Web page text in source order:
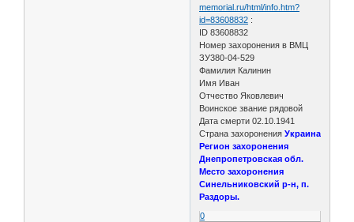
memorial.ru/html/info.htm?
id=83608832 :
ID 83608832
Номер захоронения в ВМЦ
ЗУ380-04-529
Фамилия Калинин
Имя Иван
Отчество Яковлевич
Воинское звание рядовой
Дата смерти 02.10.1941
Страна захоронения Украина
Регион захоронения
Днепропетровская обл.
Место захоронения
Синельниковский р-н, п.
Раздоры.
0